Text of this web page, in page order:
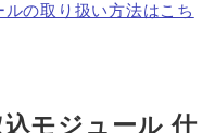
の取り扱い方法はこち
モジュール 仕